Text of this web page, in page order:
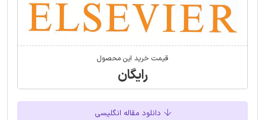
قیمت خرید این محصول
رایگان
دانلود مقاله انگلیسی